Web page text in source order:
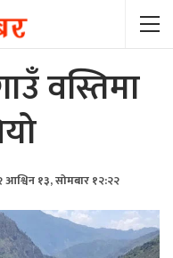
वस्तिमा
आश्विन १३, सोमबार १२:२२